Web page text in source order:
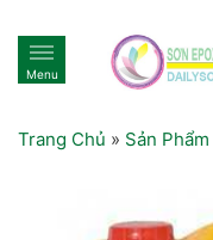
Menu
Trang Chủ » Sản Phẩm